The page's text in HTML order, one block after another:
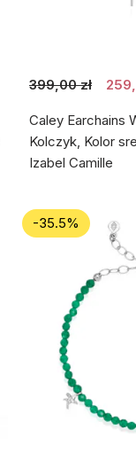
399,00 zł
Caley Earchains
Kolczyk, Kolor
Izabel Camille
-35.5%